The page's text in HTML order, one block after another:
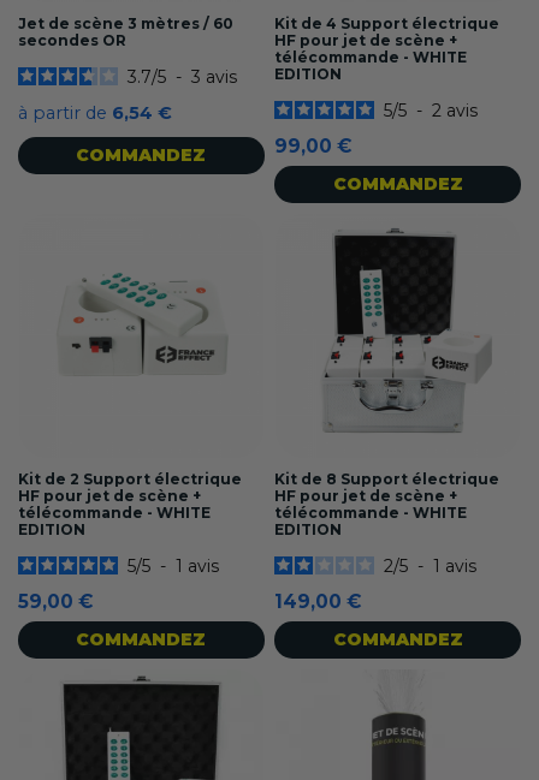
Jet de scène 3 mètres / 60
secondes OR
3.7/5 - 3 avis
à partir de 6,54 €
COMMANDEZ
Kit de 4 Support électrique
HF pour jet de scène +
télécommande - WHITE
EDITION
5/5 - 2 avis
99,00 €
COMMANDEZ
Kit de 2 Support électrique
HF pour jet de scène +
télécommande - WHITE
EDITION
5/5 - 1 avis
59,00 €
COMMANDEZ
Kit de 8 Support électrique
HF pour jet de scène +
télécommande - WHITE
EDITION
2/5 - 1 avis
149,00 €
COMMANDEZ